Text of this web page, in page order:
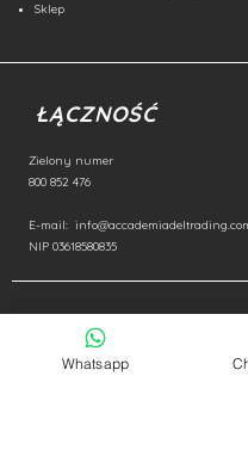
Sklep
ŁĄCZNOŚĆ
Zielony numer
800 852 476
E-mail:
NIP 03618580835
POŁĄCZ
YĆWhatsapp